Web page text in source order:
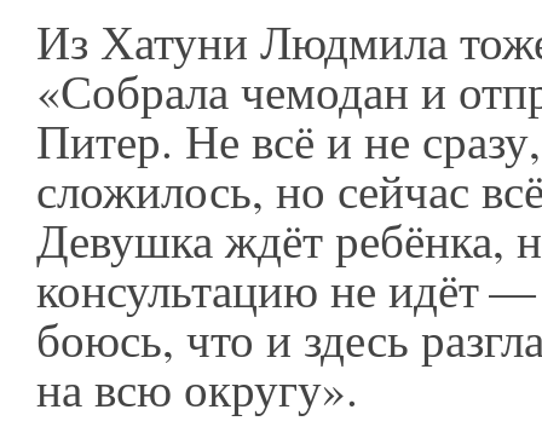
Из Хатуни Людмила
«Собрала чемодан и
Питер. Не всё и не
сложилось, но сейчас
Девушка ждёт ребёнка,
консультацию не идёт
боюсь, что и здесь
на всю округу».